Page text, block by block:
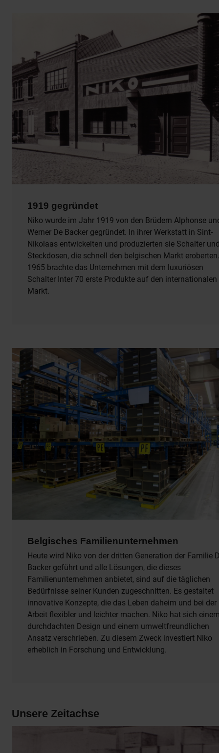
1919 gegründet
Niko wurde im Jahr 1919 von den Brüdern Alphonse
Werner De Backer gegründet. In ihrer Werkstatt in Sint-
Nikolaas entwickelten und produzierten sie Schalter
Steckdosen, die schnell den belgischen Markt eroberten.
1965 brachte das Unternehmen mit dem luxuriösen
Schalter Inter 70 erste Produkte auf den internationalen
Markt.
Belgisches Familienunternehmen
Heute wird Niko von der dritten Generation der Familie
Backer geführt und alle Lösungen, die dieses
Familienunternehmen anbietet, sind auf die täglichen
Bedürfnisse seiner Kunden zugeschnitten. Es gestaltet
innovative Konzepte, die das Leben daheim und bei der
Arbeit flexibler und leichter machen. Niko hat sich
durchdachten Design und einem umweltfreundlichen
Ansatz verschrieben. Zu diesem Zweck investiert Niko
erheblich in Forschung und Entwicklung.
Unsere Zeitachse